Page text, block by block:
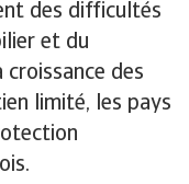
des difficultés
et du
des
limité, les pays